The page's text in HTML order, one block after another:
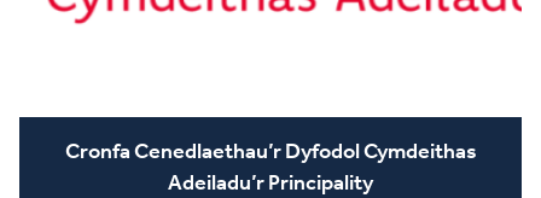
Cronfa Cenedlaethau’r Dyfodol Cymdeithas
Adeiladu’r Principality